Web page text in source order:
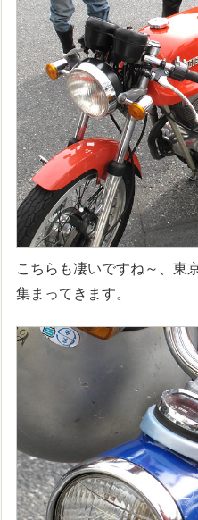
こちらも凄いですね～、東
集まってきます。